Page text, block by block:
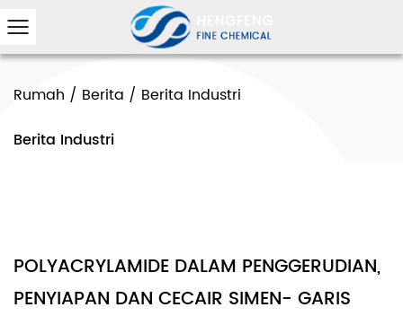
Rumah / Berita / Berita Industri
Berita Industri
POLYACRYLAMIDE DALAM PENGGERUDIAN,
PENYIAPAN DAN CECAIR SIMEN- GARIS